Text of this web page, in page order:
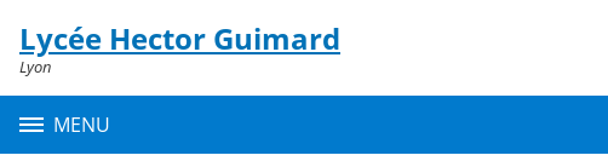
Menu de la rubrique
Contenu
Lycée Hector Guimard
Lyon
MENU